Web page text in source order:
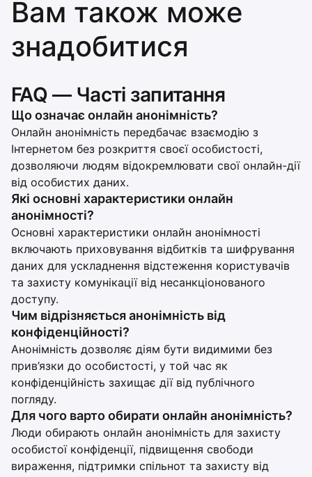
Вам також може
знадобитися
FAQ — Часті запитання
Що означає онлайн анонімність?
Онлайн анонімність передбачає взаємодію з
Інтернетом без розкриття своєї особистості,
дозволяючи людям відокремлювати свої онлайн-дії
від особистих даних.
Які основні характеристики онлайн
анонімності?
Основні характеристики онлайн анонімності
включають приховування відбитків та шифрування
даних для ускладнення відстеження користувачів
та захисту комунікації від несанкціонованого
доступу.
Чим відрізняється анонімність від
конфіденційності?
Анонімність дозволяє діям бути видимими без
прив’язки до особистості, у той час як
конфіденційність захищає дії від публічного
погляду.
Для чого варто обирати онлайн анонімність?
Люди обирають онлайн анонімність для захисту
особистої конфіденції, підвищення свободи
вираження, підтримки спільнот та захисту від